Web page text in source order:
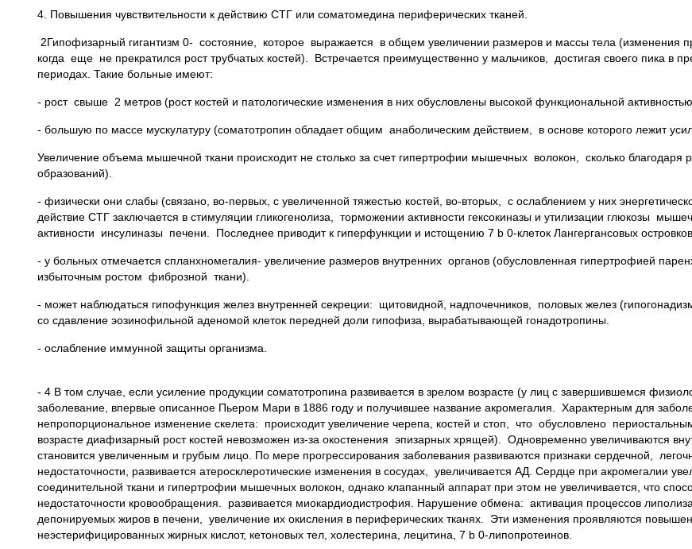
4. Повышения чувствительности к действию СТГ или соматомедина периферических тканей.
2Гипофизарный гигантизм 0- состояние, которое выражается в общем увеличении размеров и массы тела (изменения
когда еще не прекратился рост трубчатых костей). Встречается преимущественно у мальчиков, достигая своего пика в
периодах. Такие больные имеют:
- рост свыше 2 метров (рост костей и патологические изменения в них обусловлены высокой функциональной активностью
- большую по массе мускулатуру (соматотропин обладает общим анаболическим действием, в основе которого лежит
Увеличение объема мышечной ткани происходит не столько за счет гипертрофии мышечных волокон, сколько благодаря
образований).
- физически они слабы (связано, во-первых, с увеличенной тяжестью костей, во-вторых, с ослаблением у них
действие СТГ заключается в стимуляции гликогенолиза, торможении активности гексокиназы и утилизации глюкозы
активности инсулиназы печени. Последнее приводит к гиперфункции и истощению 7 b 0-клеток Лангергансовых
- у больных отмечается спланхномегалия- увеличение размеров внутренних органов (обусловленная гипертрофией
избыточным ростом фиброзной ткани).
- может наблюдаться гипофункция желез внутренней секреции: щитовидной, надпочечников, половых желез
со сдавление эозинофильной аденомой клеток передней доли гипофиза, вырабатывающей гонадотропины.
- ослабление иммунной защиты организма.
- 4 В том случае, если усиление продукции соматотропина развивается в зрелом возрасте (у лиц с завершившемся
заболевание, впервые описанное Пьером Мари в 1886 году и получившее название акромегалия. Характерным для
непропорциональное изменение скелета: происходит увеличение черепа, костей и стоп, что обусловлено
возрасте диафизарный рост костей невозможен из-за окостенения эпизарных хрящей). Одновременно увеличиваются
становится увеличенным и грубым лицо. По мере прогрессирования заболевания развиваются признаки сердечной,
недостаточности, развивается атеросклеротические изменения в сосудах, увеличивается АД. Сердце при акромегалии
соединительной ткани и гипертрофии мышечных волокон, однако клапанный аппарат при этом не увеличивается, что
недостаточности кровообращения. развивается миокардиодистрофия. Нарушение обмена: активация процессов
депонируемых жиров в печени, увеличение их окисления в периферических тканях. Эти изменения проявляются
неэстерифицированных жирных кислот, кетоновых тел, холестерина, лецитина, 7 b 0-липопротеинов.